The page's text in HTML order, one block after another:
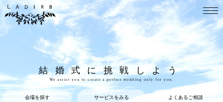
結婚式に挑戦しよう
We assist you to create a perfect wedding only for you.
会場を探す サービスをみる よくあるご相談